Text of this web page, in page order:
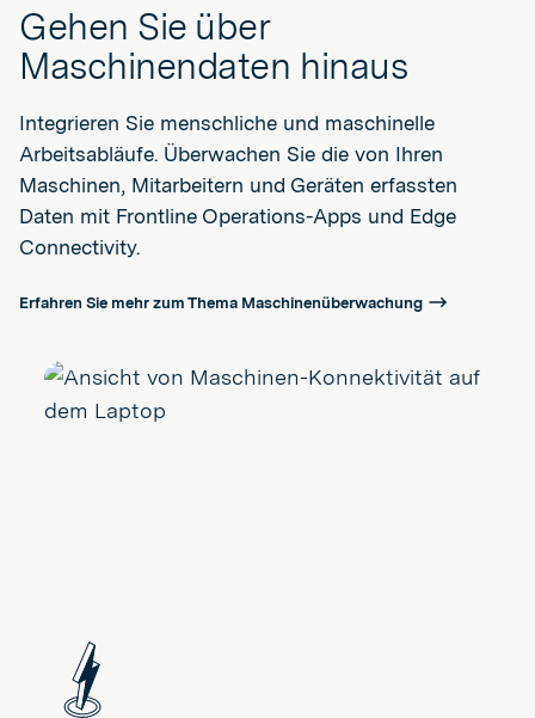
Gehen Sie über
Maschinendaten hinaus
Integrieren Sie menschliche und maschinelle
Arbeitsabläufe. Überwachen Sie die von Ihren
Maschinen, Mitarbeitern und Geräten erfassten
Daten mit Frontline Operations-Apps und Edge
Connectivity.
Erfahren Sie mehr zum Thema Maschinenüberwachung